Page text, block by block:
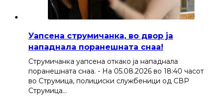
Уапсена струмичанка, во двор ја
нападнала поранешната снаа!
Струмичанка уапсена откако ја нападнала
поранешната снаа. - На 05.08.2026 во 18:40 часот
во Струмица, полициски службеници од СВР
Струмица…